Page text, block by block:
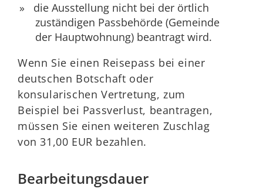
die Ausstellung nicht bei der örtlich
zuständigen Passbehörde (Gemeinde
der Hauptwohnung) beantragt wird.
Wenn Sie einen Reisepass bei einer
deutschen Botschaft oder
konsularischen Vertretung, zum
Beispiel bei Passverlust, beantragen,
müssen Sie einen weiteren Zuschlag
von 31,00 EUR bezahlen.
Bearbeitungsdauer